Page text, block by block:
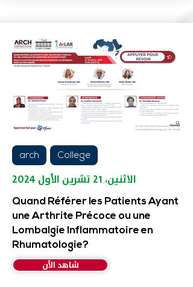
arch College
الاثنين، ٢١ تشرين الأول ٢٠٢٤
Quand Référer les Patients Ayant
une Arthrite Précoce ou une
Lombalgie Inflammatoire en
Rhumatologie?
شاهد الآن